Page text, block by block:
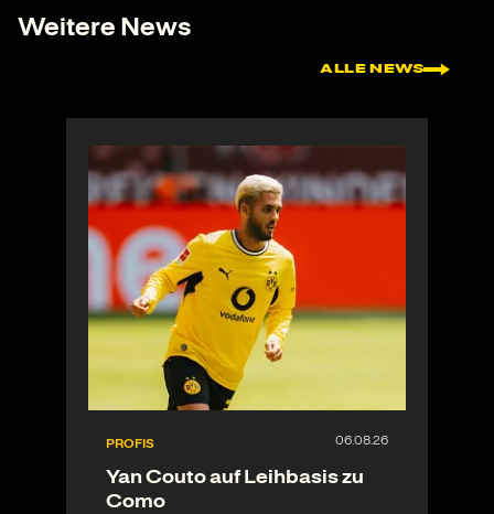
Weitere News
ALLE NEWS
PROFIS
Yan Couto auf Leihbasis zu
Como